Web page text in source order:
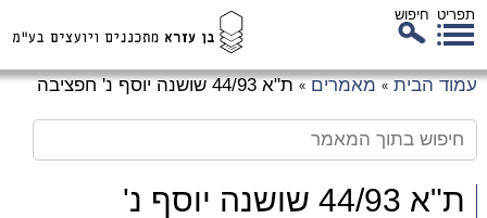
תפריט חיפוש
עמוד הבית » מאמרים » ת"א 44/93 שושנה יוסף נ' חפציבה
ת"א 44/93 שושנה יוסף נ'